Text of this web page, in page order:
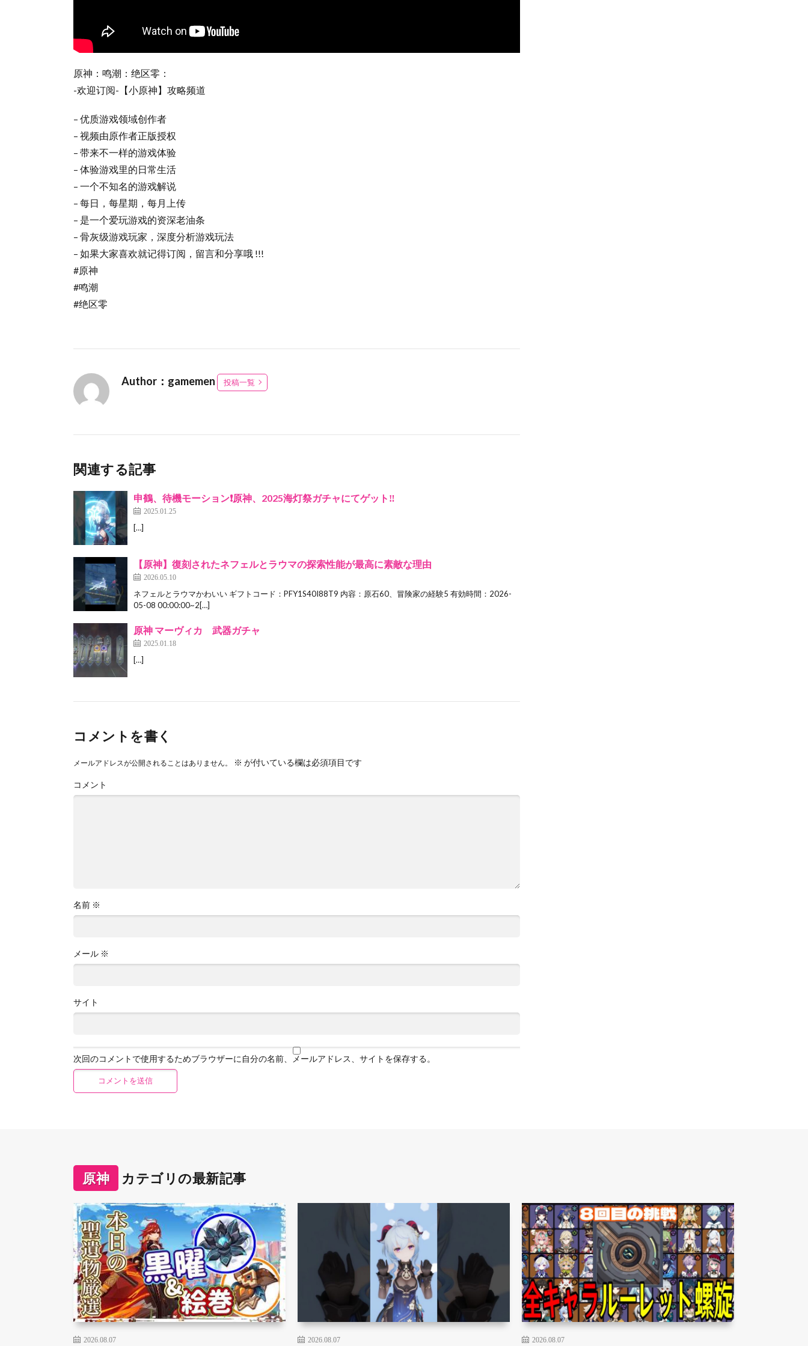
原神：鸣潮：绝区零：
-欢迎订阅-【小原神】攻略频道
– 优质游戏领域创作者
– 视频由原作者正版授权
– 带来不一样的游戏体验
– 体验游戏里的日常生活
– 一个不知名的游戏解说
– 每日，每星期，每月上传
– 是一个爱玩游戏的资深老油条
– 骨灰级游戏玩家，深度分析游戏玩法
– 如果大家喜欢就记得订阅，留言和分享哦 !!!
#原神
#鸣潮
#绝区零
Author：gamemen 投稿一覧
関連する記事
申鶴、待機モーション❗️原神、2025海灯祭ガチャにてゲット‼️
2025.01.25
[…]
【原神】復刻されたネフェルとラウマの探索性能が最高に素敵な理由
2026.05.10
ネフェルとラウマかわいい ギフトコード：PFY1S40I88T9 内容：原石60、冒険家の経験5 有効時間：2026-
05-08 00:00:00~2[…]
原神 マーヴィカ 武器ガチャ
2025.01.18
[…]
コメントを書く
メールアドレスが公開されることはありません。 ※ が付いている欄は必須項目です
コメント
名前 ※
メール ※
サイト
次回のコメントで使用するためブラウザーに自分の名前、メールアドレス、サイトを保存する。
原神 カテゴリの最新記事
2026.08.07 2026.08.07 2026.08.07